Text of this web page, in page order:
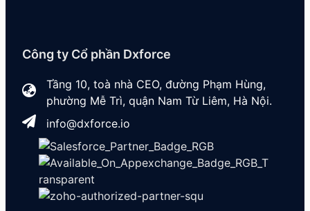
Công ty Cổ phần Dxforce
Tầng 10, toà nhà CEO, đường Phạm Hùng,
phường Mễ Trì, quận Nam Từ Liêm, Hà Nội.
info@dxforce.io